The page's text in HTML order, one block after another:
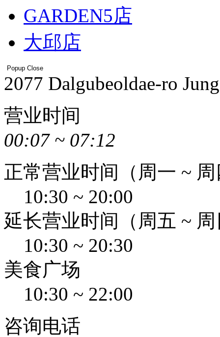
GARDEN5店
大邱店
Popup Close
Address
2077 Dalgubeoldae-ro
营业时间
00:07 ~ 07:12
正常营业时间（周一 ~
10:30 ~ 20:00
延长营业时间（周五 ~
10:30 ~ 20:30
美食广场
10:30 ~ 22:00
咨询电话